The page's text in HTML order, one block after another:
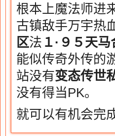
根本上魔法师进
古镇敌手万宇热
区法 １·９５天
能似传奇外传的
站没有变态传世
没有得当PK。
就可以有机会完